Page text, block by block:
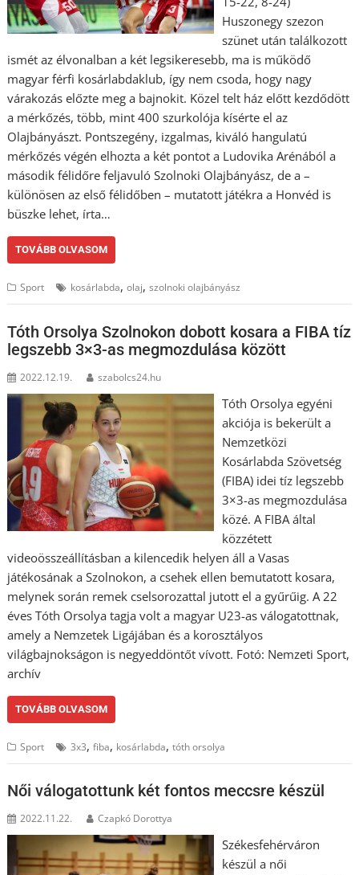
Huszonegy szezon
szünet után találkozott
ismét az élvonalban a két legsikeresebb, ma is működő
magyar férfi kosárlabdaklub, így nem csoda, hogy nagy
várakozás előzte meg a bajnokit. Közel telt ház előtt kezdődött
a mérkőzés, több, mint 400 szurkolója kísérte el az
Olajbányászt. Pontszegény, izgalmas, kiváló hangulatú
mérkőzés végén elhozta a két pontot a Ludovika Arénából a
második félidőre feljavuló Szolnoki Olajbányász, de a –
különösen az első félidőben – mutatott játékra a Honvéd is
büszke lehet, írta…
TOVÁBB OLVASOM
Sport kosárlabda,olaj,szolnoki olajbányász
Tóth Orsolya Szolnokon dobott kosara a FIBA tíz
legszebb 3×3-as megmozdulása között
2022.12.19. szabolcs24.hu
Tóth Orsolya egyéni
akciója is bekerült a
Nemzetközi
Kosárlabda Szövetség
(FIBA) idei tíz legszebb
3×3-as megmozdulása
közé. A FIBA által
közzétett
videoösszeállításban a kilencedik helyen áll a Vasas
játékosának a Szolnokon, a csehek ellen bemutatott kosara,
melynek során remek cselsorozattal jutott el a gyűrűig. A 22
éves Tóth Orsolya tagja volt a magyar U23-as válogatottnak,
amely a Nemzetek Ligájában és a korosztályos
világbajnokságon is negyeddöntőt vívott. Fotó: Nemzeti Sport,
archív
TOVÁBB OLVASOM
Sport 3x3,fiba, kosárlabda,tóth orsolya
Női válogatottunk két fontos meccsre készül
2022.11.22. Czapkó Dorottya
Székesfehérváron
készül a női